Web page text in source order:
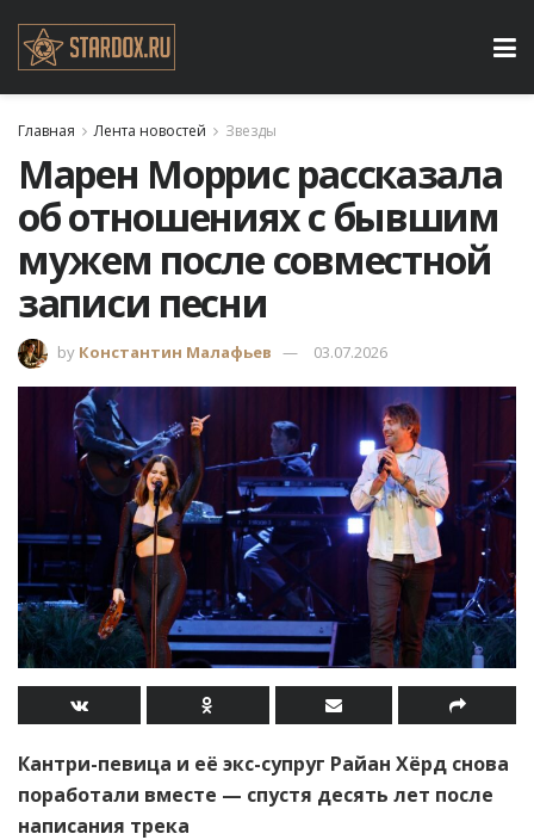
Главная Лента новостей Звезды
Марен Моррис рассказала
об отношениях с бывшим
мужем после совместной
записи песни
by Константин Малафьев 03.07.2026
Кантри-певица и её экс-супруг Райан Хёрд снова
поработали вместе — спустя десять лет после
написания трека